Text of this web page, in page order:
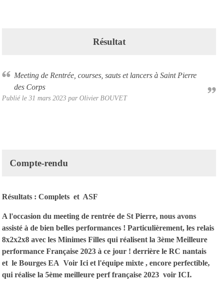
Résultat
Meeting de Rentrée, courses, sauts et lancers à Saint Pierre
des Corps
Publié le 31 mars 2023 par Olivier BOUVET
Compte-rendu
Résultats : Complets et ASF
A l'occasion du meeting de rentrée de St Pierre, nous avons
assisté à de bien belles performances ! Particulièrement, les relais
8x2x2x8 avec les Minimes Filles qui réalisent la 3ème Meilleure
performance Française 2023 à ce jour ! derrière le RC nantais
et le Bourges EA Voir Ici et l'équipe mixte , encore perfectible,
qui réalise la 5ème meilleure perf française 2023 voir ICI.